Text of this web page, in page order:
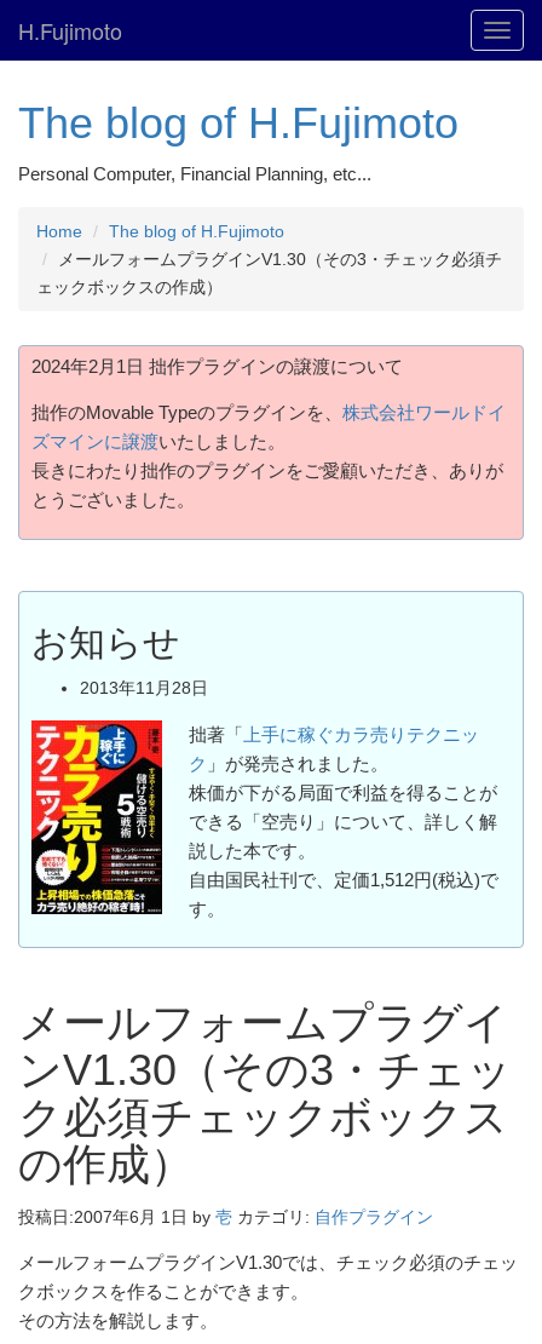
H.Fujimoto
The blog of H.Fujimoto
Personal Computer, Financial Planning, etc...
Home
The blog of H.Fujimoto
メールフォームプラグインV1.30（その3・チェック必須チ
ェックボックスの作成）
2024年2月1日 拙作プラグインの譲渡について
拙作のMovable Typeのプラグインを、 株式会社ワールドイ
ズマインに譲渡いたしました。
長きにわたり拙作のプラグインをご愛顧いただき、ありが
とうございました。
お知らせ
2013年11月28日
拙著「
上手に稼ぐカラ売りテクニッ
ク 」が発売されました。
株価が下がる局面で利益を得ることが
できる「空売り」について、詳しく解
説した本です。
自由国民社刊で、定価1,512円(税込)で
す。
メールフォームプラグイ
ンV1.30（その3・チェッ
ク必須チェックボックス
の作成）
投稿日:2007年6月 1日 by 壱 カテゴリ: 自作プラグイン
メールフォームプラグインV1.30では、チェック必須のチェッ
クボックスを作ることができます。
その方法を解説します。